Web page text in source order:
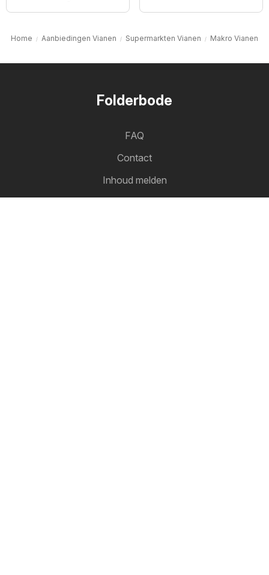
Home Aanbiedingen Vianen Supermarkten Vianen Makro Vianen
Folderbode
FAQ
Contact
Inhoud melden